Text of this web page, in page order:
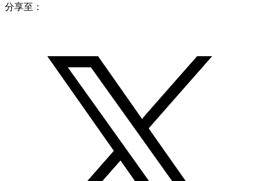
分享至：